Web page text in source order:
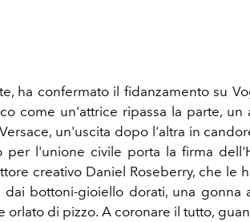
ha confermato il fidanzamento su
come un'attrice ripassa la parte, un
un'uscita dopo l'altra in
per l'unione civile porta la firma
creativo Daniel Roseberry, che le
bottoni-gioiello dorati, una gonna
orlato di pizzo. A coronare il tutto,